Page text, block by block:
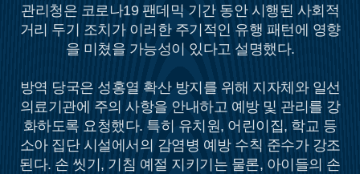
관리청은 코로나19 팬데믹 기간 동안 시행된 사회적
거리 두기 조치가 이러한 주기적인 유행 패턴에 영향
을 미쳤을 가능성이 있다고 설명했다.
방역 당국은 성홍열 확산 방지를 위해 지자체와 일선
의료기관에 주의 사항을 안내하고 예방 및 관리를 강
화하도록 요청했다. 특히 유치원, 어린이집, 학교 등
소아 집단 시설에서의 감염병 예방 수칙 준수가 강조
된다. 손 씻기, 기침 예절 지키기는 물론, 아이들의 손